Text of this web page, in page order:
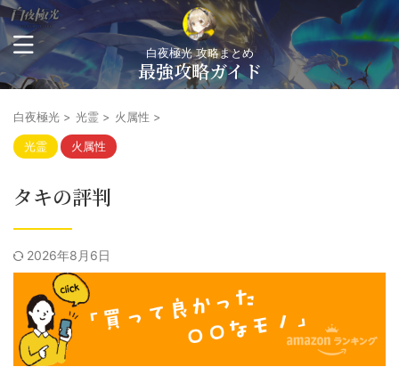
白夜極光 攻略まとめ
最強攻略ガイド
白夜極光 > 光霊 > 火属性 >
光霊 火属性
タキの評判
2026年8月6日